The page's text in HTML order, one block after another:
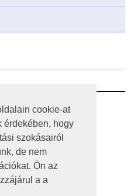
cookie-at
érdekében, hogy
szokásairól
de nem
Ön az
a a